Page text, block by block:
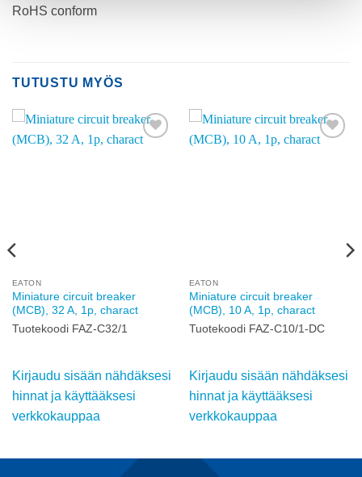
RoHS conform
TUTUSTU MYÖS
EATON
Miniature circuit breaker
(MCB), 32 A, 1p, charact
Tuotekoodi FAZ-C32/1
Kirjaudu sisään nähdäksesi
hinnat ja käyttääksesi
verkkokauppaa
EATON
Miniature circuit breaker
(MCB), 10 A, 1p, charact
Tuotekoodi FAZ-C10/1-DC
Kirjaudu sisään nähdäksesi
hinnat ja käyttääksesi
verkkokauppaa